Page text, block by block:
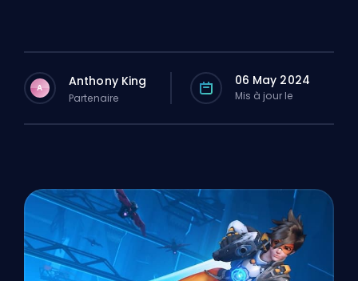
A Anthony King
Partenaire
06 May 2024
Mis à jour le